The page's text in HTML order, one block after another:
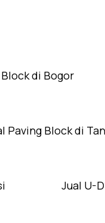
di Bogor
Paving Block di
Jual U-